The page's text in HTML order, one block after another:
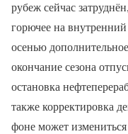
рубеж сейчас
горючее на
осенью
окончание сезона
остановка
также корректировка
фоне может